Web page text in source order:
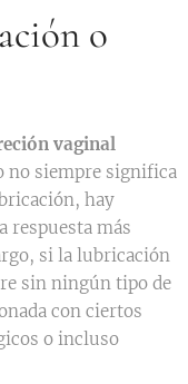
o
vaginal
no siempre significa
hay
respuesta más
si la lubricación
sin ningún tipo de
con ciertos
o incluso